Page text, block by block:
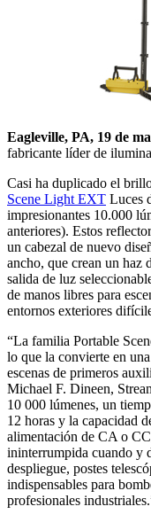
Eagleville, PA, 19 de
fabricante líder de
Casi ha duplicado el
Scene Light EXT Luces
impresionantes 10.000
anteriores). Estos
un cabezal de nuevo
ancho, que crean un haz
salida de luz
de manos libres para
entornos exteriores
“La familia Portable
lo que la convierte en
escenas de primeros
Michael F. Dineen,
10 000 lúmenes, un
12 horas y la capacidad
alimentación de CA o
ininterrumpida cuando y
despliegue, postes
indispensables para
profesionales